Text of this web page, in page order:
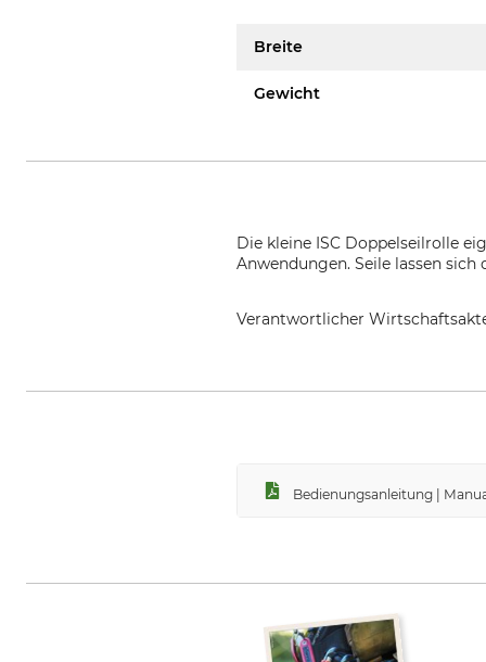
Breite
Gewicht
Die kleine ISC Doppelseilrolle
Anwendungen. Seile lassen
Verantwortlicher
Bedienungsanleitung |